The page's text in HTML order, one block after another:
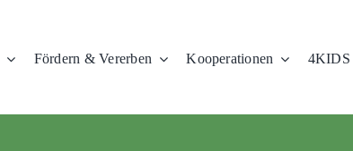
Fördern & Vererben Kooperationen 4KIDS